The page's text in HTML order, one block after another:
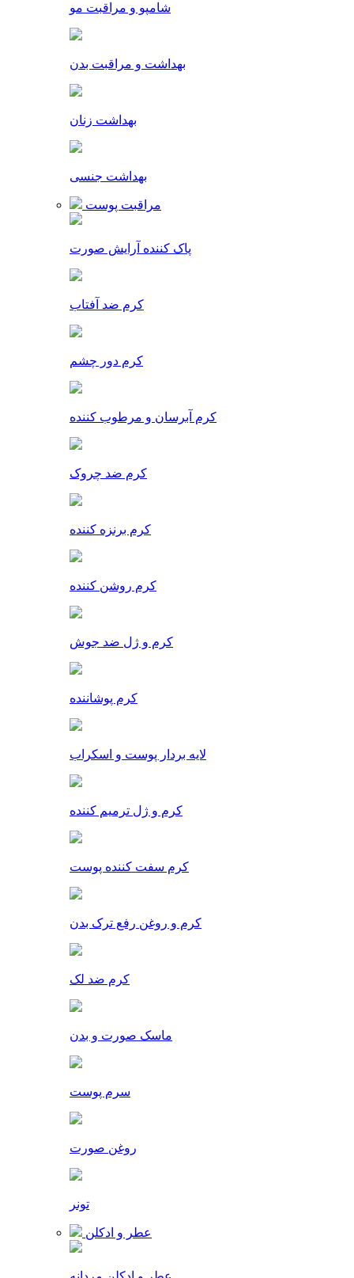
شامپو و مراقبت مو
بهداشت و مراقبت بدن
بهداشت زنان
بهداشت جنسی
مراقبت پوست
پاک کننده آرایش صورت
کرم ضد آفتاب
کرم دور چشم
کرم آبرسان و مرطوب کننده
کرم ضد چروک
کرم برنزه کننده
کرم روشن کننده
کرم و ژل ضد جوش
کرم پوشاننده
لایه بردار پوست و اسکراب
کرم و ژل ترمیم کننده
کرم سفت کننده پوست
کرم و روغن رفع ترک بدن
کرم ضد لک
ماسک صورت و بدن
سرم پوست
روغن صورت
تونر
عطر و ادکلن